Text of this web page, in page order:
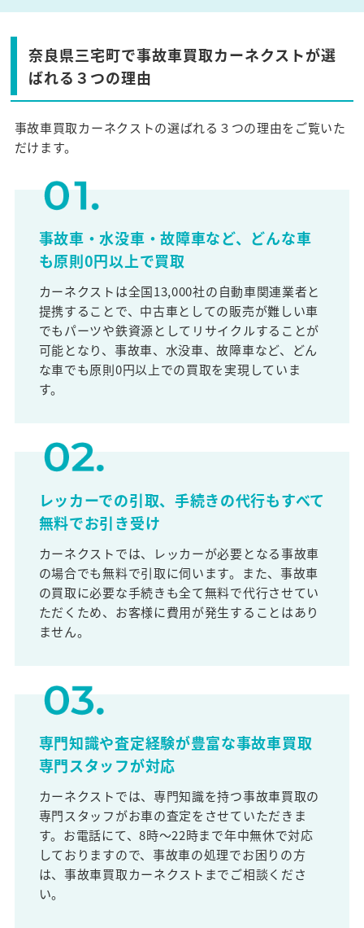
奈良県三宅町で事故車買取カーネクストが選
ばれる３つの理由
事故車買取カーネクストの選ばれる３つの理由をご覧いた
だけます。
事故車・水没車・故障車など、どんな車
も原則0円以上で買取
カーネクストは全国13,000社の自動車関連業者と
提携することで、中古車としての販売が難しい車
でもパーツや鉄資源としてリサイクルすることが
可能となり、事故車、水没車、故障車など、どん
な車でも原則0円以上での買取を実現していま
す。
レッカーでの引取、手続きの代行もすべて
無料でお引き受け
カーネクストでは、レッカーが必要となる事故車
の場合でも無料で引取に伺います。また、事故車
の買取に必要な手続きも全て無料で代行させてい
ただくため、お客様に費用が発生することはあり
ません。
専門知識や査定経験が豊富な事故車買取
専門スタッフが対応
カーネクストでは、専門知識を持つ事故車買取の
専門スタッフがお車の査定をさせていただきま
す。お電話にて、8時～22時まで年中無休で対応
しておりますので、事故車の処理でお困りの方
は、事故車買取カーネクストまでご相談くださ
い。